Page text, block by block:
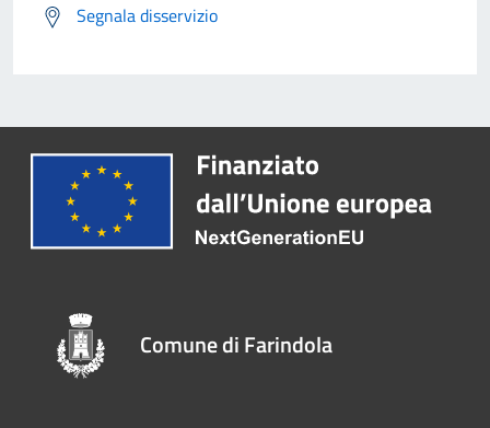
Segnala disservizio
Comune di Farindola